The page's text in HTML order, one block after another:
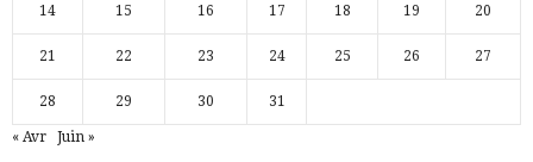
14 15 16 17 18 19 20
21 22 23 24 25 26 27
28 29 30 31
« Avr Juin »